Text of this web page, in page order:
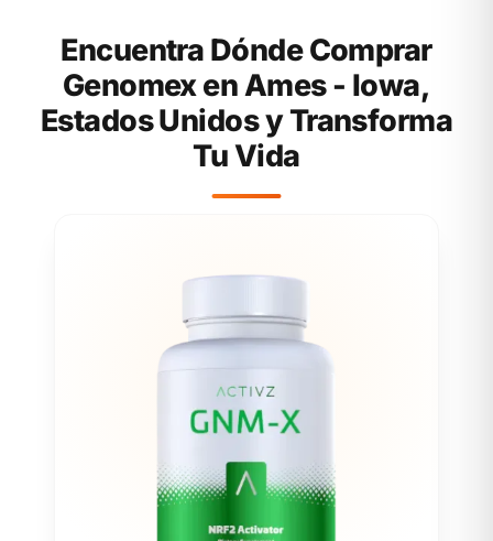
Encuentra Dónde Comprar
Genomex en Ames - Iowa,
Estados Unidos y Transforma
Tu Vida